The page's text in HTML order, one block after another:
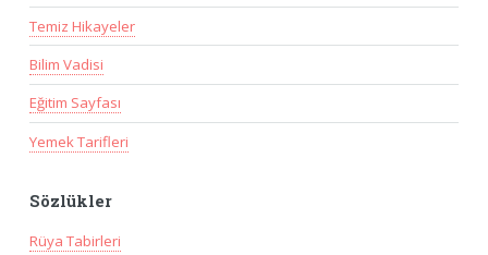
Temiz Hikayeler
Bilim Vadisi
Eğitim Sayfası
Yemek Tarifleri
Sözlükler
Rüya Tabirleri